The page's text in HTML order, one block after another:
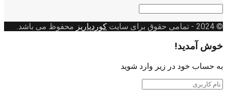
© 2024
- تمامی حقوق برای سایت کوردپاریز محفوظ می باشد.
خوش آمدید!
به حساب خود در زیر وارد شوید